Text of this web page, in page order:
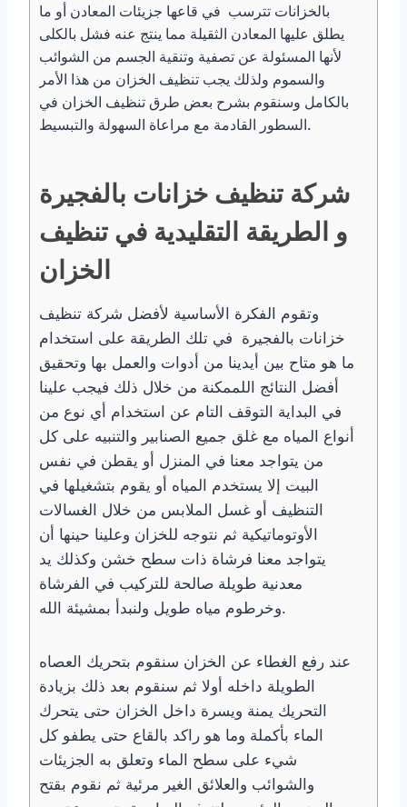
بالخزانات تترسب في قاعها جزيئات المعادن أو ما
يطلق عليها المعادن الثقيلة مما ينتج عنه فشل بالكلى
لأنها المسئولة عن تصفية وتنقية الجسم من الشوائب
والسموم ولذلك يجب تنظيف الخزان من هذا الأمر
بالكامل وسنقوم بشرح بعض طرق تنظيف الخزان في
السطور القادمة مع مراعاة السهولة والتبسيط.
شركة تنظيف خزانات بالفجيرة
و الطريقة التقليدية في تنظيف
الخزان
وتقوم الفكرة الأساسية لأفضل شركة تنظيف
خزانات بالفجيرة في تلك الطريقة على استخدام
ما هو متاح بين أيدينا من أدوات والعمل بها وتحقيق
أفضل النتائج اللممكنة من خلال ذلك فيجب علينا
في البداية التوقف التام عن استخدام أي نوع من
أنواع المياه مع غلق جميع الصنابير والتنبيه على كل
من يتواجد معنا في المنزل أو يقطن في نفس
البيت إلا يستخدم المياه أو يقوم بتشغيلها في
التنظيف أو غسل الملابس من خلال الغسالات
الأوتوماتيكية ثم نتوجه للخزان وعلينا حينها أن
يتواجد معنا فرشاة ذات سطح خشن وكذلك يد
معدنية طويلة صالحة للتركيب في الفرشاة
وخرطوم مياه طويل ولنبدأ بمشيئة الله.
عند رفع الغطاء عن الخزان سنقوم بتحريك العصاه
الطويلة داخله أولا ثم سنقوم بعد ذلك بزيادة
التحريك يمنة ويسرة داخل الخزان حتى يتحرك
الماء بأكملة وما هو راكد بالقاع حتى يطفو كل
شيء على سطح الماء وتعلق به الجزيئات
والشوائب والعلائق الغير مرئية ثم نقوم بقتح